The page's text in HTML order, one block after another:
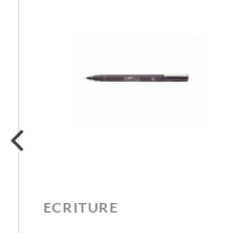
ECRITURE